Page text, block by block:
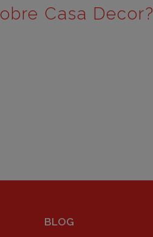
Casa Decor?
BLOG